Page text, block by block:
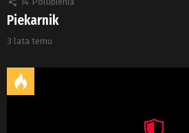
Piekarnik
3 lata temu